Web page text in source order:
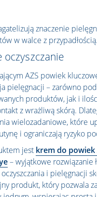
znaczenie
w walce z przypadłością.
oczyszczanie
AZS powiek
pielęgnacji – zarówno
produktów, jak i
z wrażliwą skórą.
wielozadaniowe, które
i ograniczają ryzyko
jest krem do
– wyjątkowe rozwiązanie
i pielęgnacji
produkt, który pozwala